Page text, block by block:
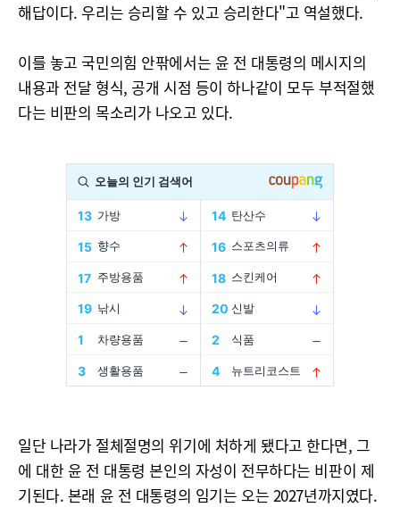
해답이다. 우리는 승리할 수 있고 승리한다"고 역설했다.
이를 놓고 국민의힘 안팎에서는 윤 전 대통령의 메시지의
내용과 전달 형식, 공개 시점 등이 하나같이 모두 부적절했
다는 비판의 목소리가 나오고 있다.
일단 나라가 절체절명의 위기에 처하게 됐다고 한다면, 그
에 대한 윤 전 대통령 본인의 자성이 전무하다는 비판이 제
기된다. 본래 윤 전 대통령의 임기는 오는 2027년까지였다.